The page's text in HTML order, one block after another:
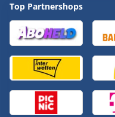
Top Partnershops